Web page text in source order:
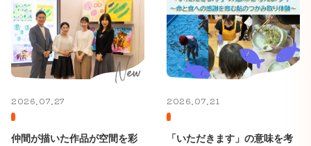
2026.07.27
仲間が描いた作品が空間を彩
2026.07.21
「いただきます」の意味を考